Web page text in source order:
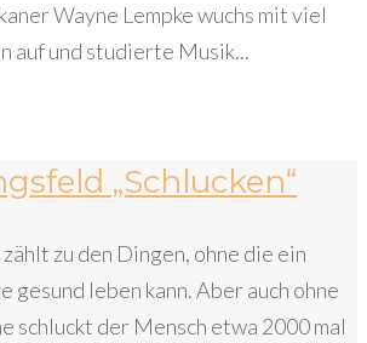
Wayne Lempke wuchs mit viel
auf und studierte Musik...
„Schlucken“
zählt zu den Dingen, ohne die ein
gesund leben kann. Aber auch ohne
schluckt der Mensch etwa 2000 mal